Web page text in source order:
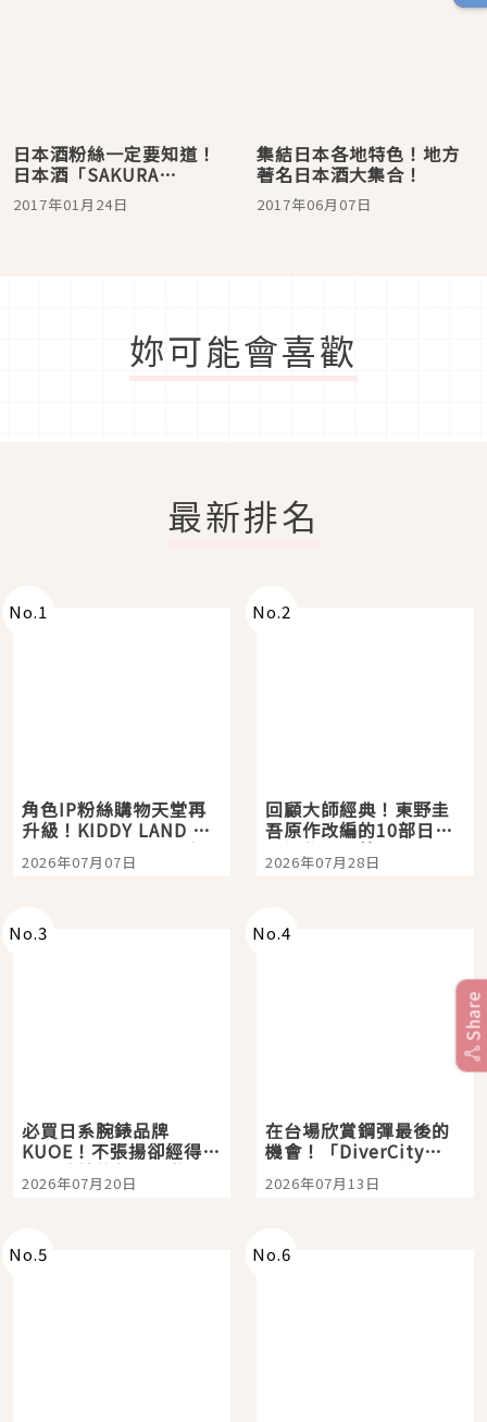
日本酒粉絲一定要知道！
日本酒「SAKURA
ROCK」超特別！
2017年01月24日
集結日本各地特色！地方
著名日本酒大集合！
2017年06月07日
妳可能會喜歡
最新排名
No.1
角色IP粉絲購物天堂再
升級！KIDDY LAND 原
宿店吉伊卡哇迎客，新
開幕 OMOKADO 店3分
2026年07月07日
No.2
回顧大師經典！東野圭
吾原作改編的10部日本
影視作品推薦
2026年07月28日
No.3
必買日系腕錶品牌
KUOE！不張揚卻經得起
時間洗鍊的經典之作五
選
2026年07月20日
No.4
在台場欣賞鋼彈最後的
機會！「DiverCity
Tokyo Plaza」搭船、
購物、美食及夜景，一
2026年07月13日
No.5 No.6
Share